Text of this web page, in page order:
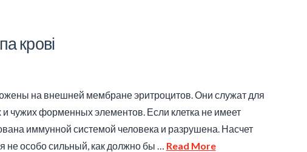
крові
на внешней мембране эритроцитов. Они служат для
чужих форменных элементов. Если клетка не имеет
иммунной системой человека и разрушена. Насчет
не особо сильный, как должно бы … Read More